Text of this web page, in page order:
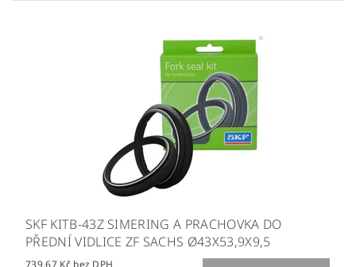
SKF KITB-43Z SIMERING A PRACHOVKA DO
PŘEDNÍ VIDLICE ZF SACHS Ø43X53,9X9,5
739,67 Kč bez DPH